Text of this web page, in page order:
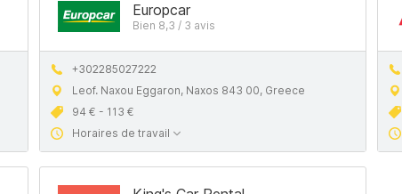
Europcar
Bien 8,3 / 3 avis
+302285027222
Leof. Naxou Eggaron, Naxos 843 00, Greece
94 € - 113 €
Horaires de travail